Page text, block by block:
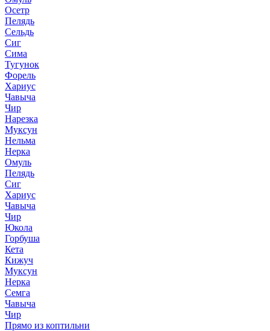
Осетр
Пелядь
Сельдь
Сиг
Сима
Тугунок
Форель
Хариус
Чавыча
Чир
Нарезка
Муксун
Нельма
Нерка
Омуль
Пелядь
Сиг
Хариус
Чавыча
Чир
Юкола
Горбуша
Кета
Кижуч
Муксун
Нерка
Семга
Чавыча
Чир
Прямо из коптильни